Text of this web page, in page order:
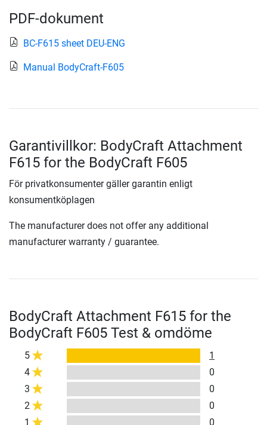
PDF-dokument
BC-F615 sheet DEU-ENG
Manual BodyCraft-F605
Garantivillkor: BodyCraft Attachment
F615 for the BodyCraft F605
För privatkonsumenter gäller garantin enligt
konsumentköplagen
The manufacturer does not offer any additional
manufacturer warranty / guarantee.
BodyCraft Attachment F615 for the
BodyCraft F605 Test & omdöme
5
1
4
0
3
0
2
0
1
0